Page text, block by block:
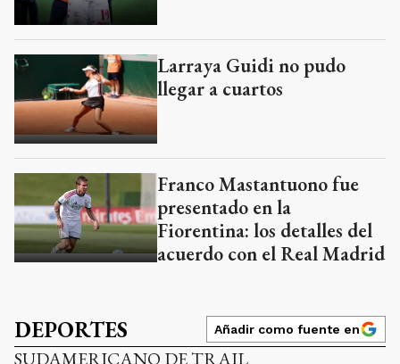
Larraya Guidi no pudo
llegar a cuartos
Franco Mastantuono fue
presentado en la
Fiorentina: los detalles del
acuerdo con el Real Madrid
DEPORTES Añadir como fuente en
SUDAMERICANO DE TRAIL